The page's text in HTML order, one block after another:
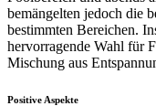
bemängelten jedoch die
bestimmten Bereichen.
hervorragende Wahl für
Mischung aus
Positive Aspekte